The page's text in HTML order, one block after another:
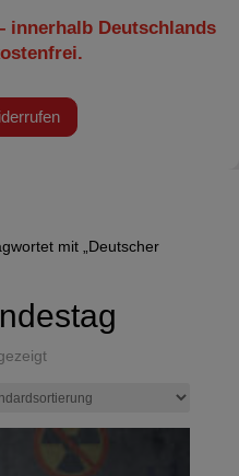
innerhalb Deutschlands
mit „Deutscher